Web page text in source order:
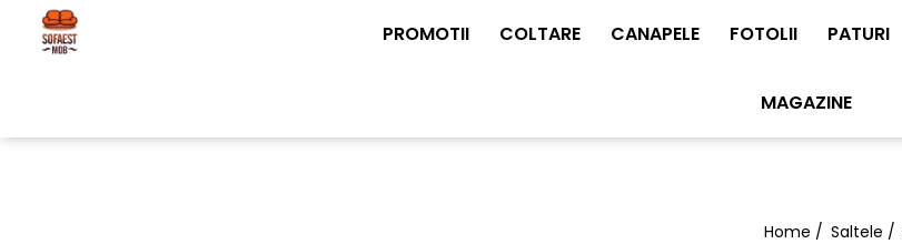
PROMOTII COLTARE CANAPELE FOTOLII PATURI
MAGAZINE
Home / Saltele /